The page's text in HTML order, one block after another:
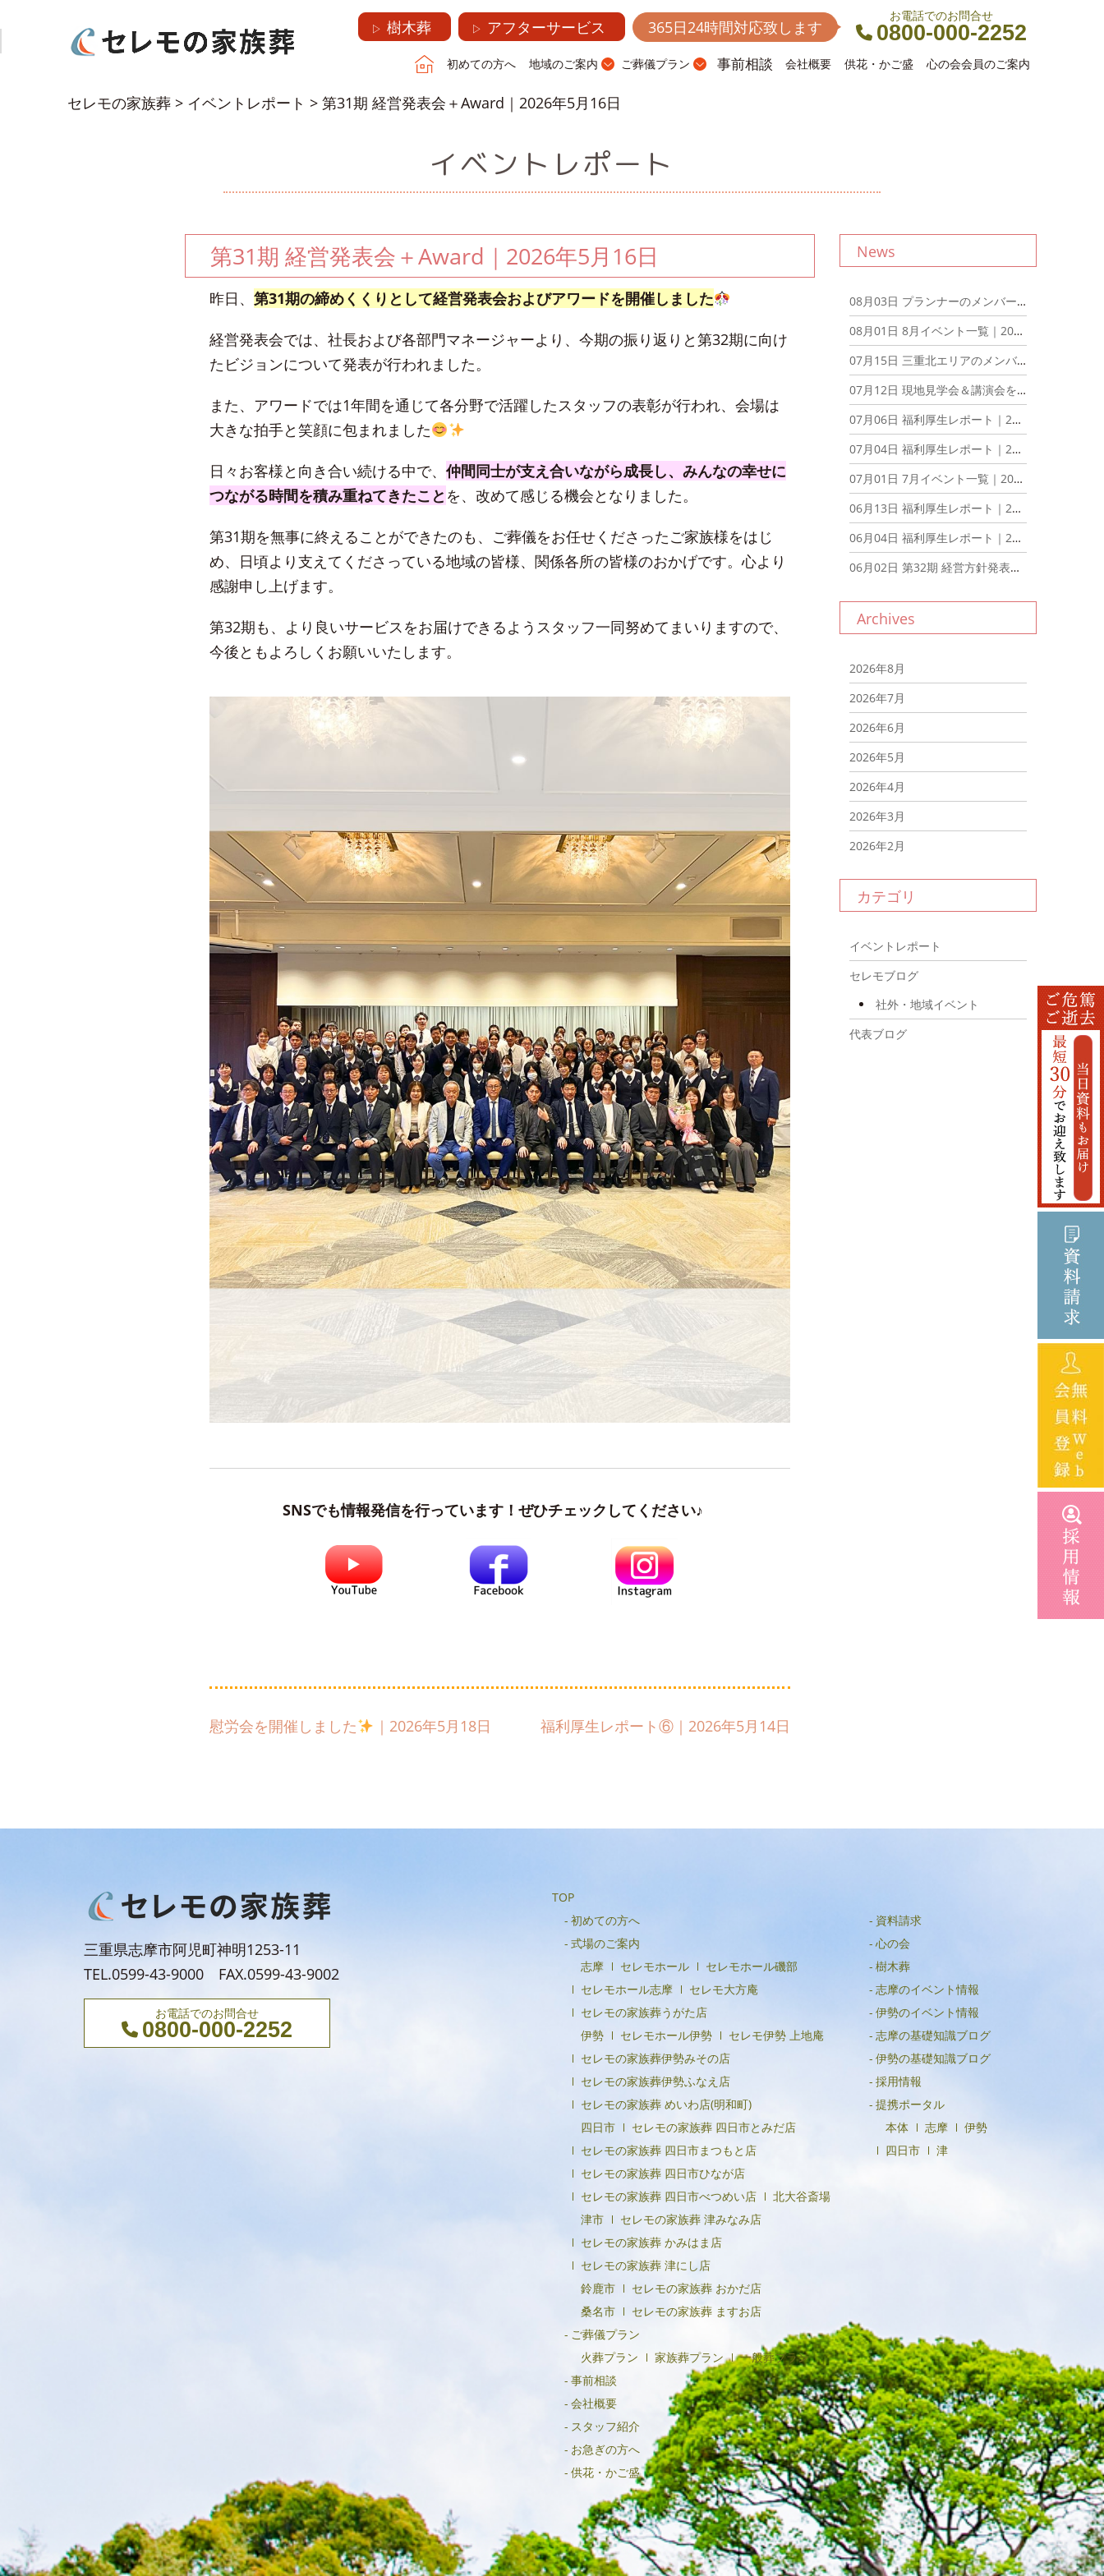
▷ 樹木葬 ▷ アフターサービス 365日24時間対応致します
お電話でのお問合せ
0800-000-2252
初めての方へ 地域のご案内 ご葬儀プラン 事前相談 会社概要 供花・かご盛 心の会会員のご案内
セレモの家族葬 > イベントレポート > 第31期 経営発表会＋Award｜2026年5月16日
イベントレポート
第31期 経営発表会＋Award｜2026年5月16日
昨日、 第31期の締めくくりとして経営発表会およびアワードを開催しました
経営発表会では、社長および各部門マネージャーより、今期の振り返りと第32期に向け
たビジョンについて発表が行われました。
また、アワードでは1年間を通じて各分野で活躍したスタッフの表彰が行われ、会場は
大きな拍手と笑顔に包まれました
日々お客様と向き合い続ける中で、 仲間同士が支え合いながら成長し、みんなの幸せに
つながる時間を積み重ねてきたこと を、改めて感じる機会となりました。
第31期を無事に終えることができたのも、ご葬儀をお任せくださったご家族様をはじ
め、日頃より支えてくださっている地域の皆様、関係各所の皆様のおかげです。心より
感謝申し上げます。
第32期も、より良いサービスをお届けできるようスタッフ一同努めてまいりますので、
今後ともよろしくお願いいたします。
SNSでも情報発信を行っています！ぜひチェックしてください♪
慰労会を開催しました ｜2026年5月18日 福利厚生レポート⑥｜2026年5月14日
News
08月03日 プランナーのメンバーでディナーミーティングを開催しました！｜2026年8月3日
08月01日 8月イベント一覧｜2026年8月1日
07月15日 三重北エリアのメンバーでディナーミーティングを開催しました！｜2026年7月15日
07月12日 現地見学会＆講演会を開催いたしました！｜2026年7月12日
07月06日 福利厚生レポート｜2026年7月6日
07月04日 福利厚生レポート｜2026年7月4日
07月01日 7月イベント一覧｜2026年7月1日
06月13日 福利厚生レポート｜2026年6月13日
06月04日 福利厚生レポート｜2026年6月4日
06月02日 第32期 経営方針発表会を行いました。｜2026年6月2日
Archives
2026年8月
2026年7月
2026年6月
2026年5月
2026年4月
2026年3月
2026年2月
2026年1月
2025年12月
2025年10月
2025年8月
カテゴリ
イベントレポート
セレモブログ
社外・地域イベント
代表ブログ
三重県志摩市阿児町神明1253-11
TEL.0599-43-9000 FAX.0599-43-9002
お電話でのお問合せ
0800-000-2252
TOP
初めての方へ
式場のご案内
志摩
セレモホール
セレモホール磯部
セレモホール志摩
セレモ大方庵
セレモの家族葬うがた店
伊勢
セレモホール伊勢
セレモ伊勢 上地庵
セレモの家族葬伊勢みその店
セレモの家族葬伊勢ふなえ店
セレモの家族葬 めいわ店(明和町)
四日市
セレモの家族葬 四日市とみだ店
セレモの家族葬 四日市まつもと店
セレモの家族葬 四日市ひなが店
セレモの家族葬 四日市べつめい店
北大谷斎場
津市
セレモの家族葬 津みなみ店
セレモの家族葬 かみはま店
セレモの家族葬 津にし店
鈴鹿市
セレモの家族葬 おかだ店
桑名市
セレモの家族葬 ますお店
ご葬儀プラン
火葬プラン
家族葬プラン
一般葬プラン
事前相談
会社概要
スタッフ紹介
お急ぎの方へ
供花・かご盛
資料請求
心の会
樹木葬
志摩のイベント情報
伊勢のイベント情報
志摩の基礎知識ブログ
伊勢の基礎知識ブログ
採用情報
提携ポータル
本体
志摩
伊勢
四日市
津